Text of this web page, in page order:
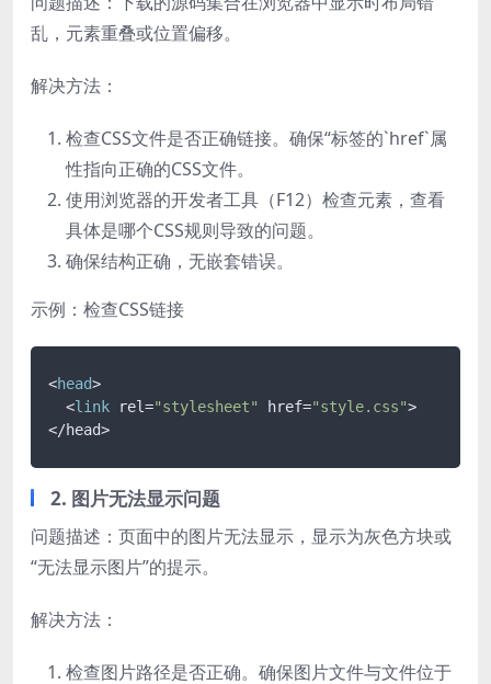
乱，元素重叠或位置偏移。
解决方法：
检查CSS文件是否正确链接。确保“标签的`href`属
性指向正确的CSS文件。
使用浏览器的开发者工具（F12）检查元素，查看
具体是哪个CSS规则导致的问题。
确保结构正确，无嵌套错误。
示例：检查CSS链接
<head>
  <
link rel="stylesheet" href="style.css">
</head>
2. 图片无法显示问题
问题描述：页面中的图片无法显示，显示为灰色方块或
“无法显示图片”的提示。
解决方法：
检查图片路径是否正确。确保图片文件与文件位于